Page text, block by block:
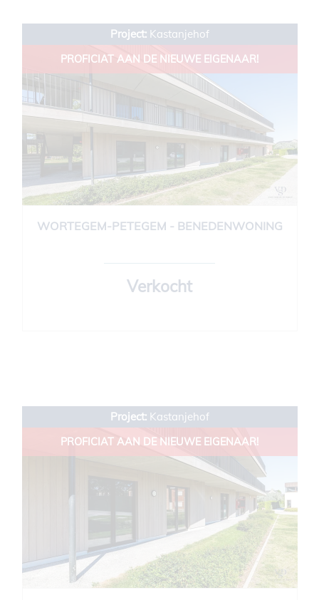
Project: Kastanjehof
PROFICIAT AAN DE NIEUWE EIGENAAR!
89 m² 2 1
WORTEGEM-PETEGEM - BENEDENWONING
Verkocht
Project: Kastanjehof
PROFICIAT AAN DE NIEUWE EIGENAAR!